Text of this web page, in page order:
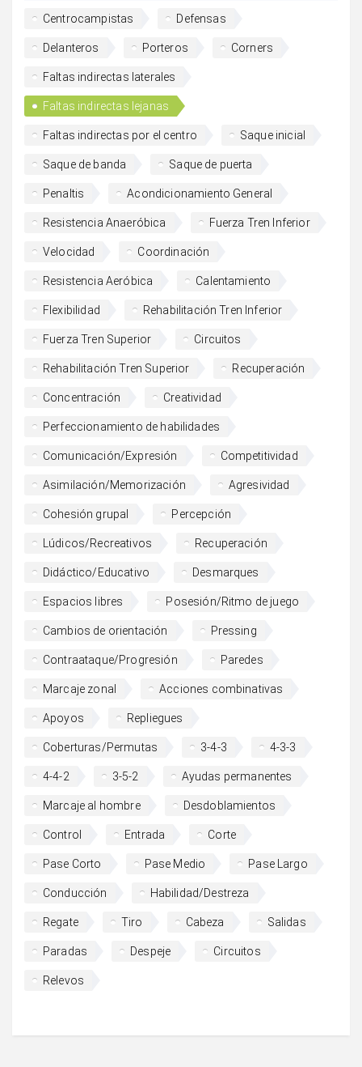
Centrocampistas Defensas
Delanteros Porteros Corners
Faltas indirectas laterales
Faltas indirectas lejanas
Faltas indirectas por el centro Saque inicial
Saque de banda Saque de puerta
Penaltis Acondicionamiento General
Resistencia Anaeróbica Fuerza Tren Inferior
Velocidad Coordinación
Resistencia Aeróbica Calentamiento
Flexibilidad Rehabilitación Tren Inferior
Fuerza Tren Superior Circuitos
Rehabilitación Tren Superior Recuperación
Concentración Creatividad
Perfeccionamiento de habilidades
Comunicación/Expresión Competitividad
Asimilación/Memorización Agresividad
Cohesión grupal Percepción
Lúdicos/Recreativos Recuperación
Didáctico/Educativo Desmarques
Espacios libres Posesión/Ritmo de juego
Cambios de orientación Pressing
Contraataque/Progresión Paredes
Marcaje zonal Acciones combinativas
Apoyos Repliegues
Coberturas/Permutas 3-4-3 4-3-3
4-4-2 3-5-2 Ayudas permanentes
Marcaje al hombre Desdoblamientos
Control Entrada Corte
Pase Corto Pase Medio Pase Largo
Conducción Habilidad/Destreza
Regate Tiro Cabeza Salidas
Paradas Despeje Circuitos
Relevos